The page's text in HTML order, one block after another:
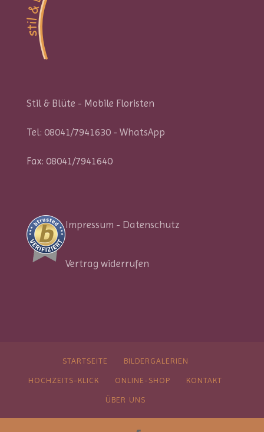
Stil & Blüte - Mobile Floristen
Tel: 08041/7941630- WhatsApp
Fax: 08041/7941640
Impressum - Datenschutz
Vertrag widerrufen
STARTSEITE BILDERGALERIEN
HOCHZEITS-KLICK ONLINE-SHOP KONTAKT
ÜBER UNS